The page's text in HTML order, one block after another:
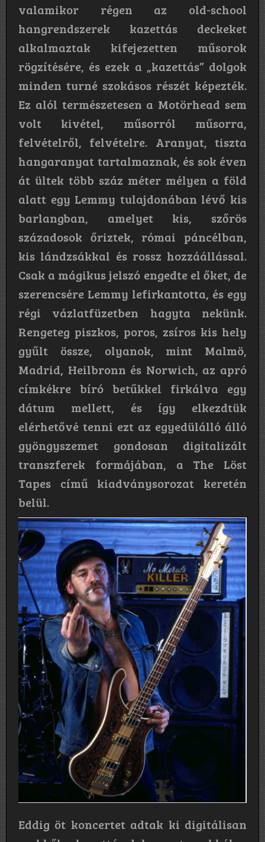
valamikor régen az old-school
hangrendszerek kazettás deckeket
alkalmaztak kifejezetten műsorok
rögzítésére, és ezek a „kazettás” dolgok
minden turné szokásos részét képezték.
Ez alól természetesen a Motörhead sem
volt kivétel, műsorról műsorra,
felvételről, felvételre. Aranyat, tiszta
hangaranyat tartalmaznak, és sok éven
át ültek több száz méter mélyen a föld
alatt egy Lemmy tulajdonában lévő kis
barlangban, amelyet kis, szőrös
századosok őriztek, római páncélban,
kis lándzsákkal és rossz hozzáállással.
Csak a mágikus jelszó engedte el őket, de
szerencsére Lemmy lefirkantotta, és egy
régi vázlatfüzetben hagyta nekünk.
Rengeteg piszkos, poros, zsíros kis hely
gyűlt össze, olyanok, mint Malmö,
Madrid, Heilbronn és Norwich, az apró
címkékre bíró betűkkel firkálva egy
dátum mellett, és így elkezdtük
elérhetővé tenni ezt az egyedülálló álló
gyöngyszemet gondosan digitalizált
transzferek formájában, a The Löst
Tapes című kiadványsorozat keretén
belül.
Eddig öt koncertet adtak ki digitálisan